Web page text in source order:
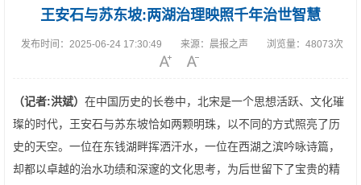
王安石与苏东坡:两湖治理映照千年治世智慧
发布时间： 2025-06-24 17:30:49 来源： 晨报之声 浏览量： 48073次
（记者:洪斌） 在中国历史的长卷中，北宋是一个思想活跃、文化璀
璨的时代，王安石与苏东坡恰如两颗明珠，以不同的方式照亮了历
史的天空。一位在东钱湖畔挥洒汗水，一位在西湖之滨吟咏诗篇，
却都以卓越的治水功绩和深邃的文化思考，为后世留下了宝贵的精